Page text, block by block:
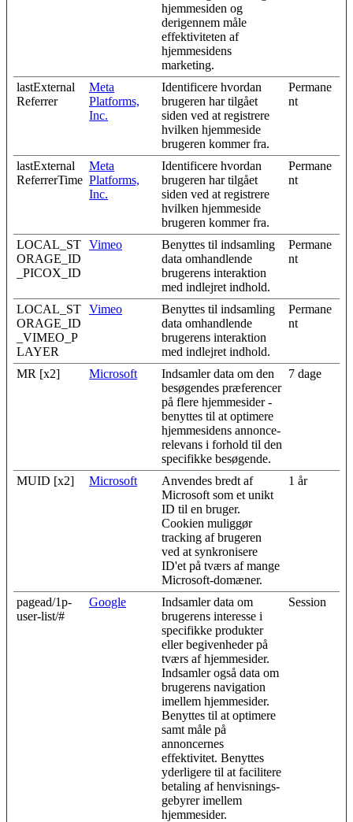
hjemmesiden og
derigennem måle
effektiviteten af
hjemmesidens
marketing.
lastExternal
Referrer
Meta
Platforms,
Inc.
Identificere hvordan
brugeren har tilgået
siden ved at registrere
hvilken hjemmeside
brugeren kommer fra.
Permane
nt
lastExternal
ReferrerTime
Meta
Platforms,
Inc.
Identificere hvordan
brugeren har tilgået
siden ved at registrere
hvilken hjemmeside
brugeren kommer fra.
Permane
nt
LOCAL_ST
ORAGE_ID
_PICOX_ID
Vimeo
Benyttes til indsamling
data omhandlende
brugerens interaktion
med indlejret indhold.
Permane
nt
LOCAL_ST
ORAGE_ID
_VIMEO_P
LAYER
Vimeo
Benyttes til indsamling
data omhandlende
brugerens interaktion
med indlejret indhold.
Permane
nt
MR [x2] Microsoft
Indsamler data om den
besøgendes præferencer
på flere hjemmesider -
benyttes til at optimere
hjemmesidens annonce-
relevans i forhold til den
specifikke besøgende.
7 dage
MUID [x2] Microsoft
Anvendes bredt af
Microsoft som et unikt
ID til en bruger.
Cookien muliggør
tracking af brugeren
ved at synkronisere
ID'et på tværs af mange
Microsoft-domæner.
1 år
pagead/1p-
user-list/#
Google
Indsamler data om
brugerens interesse i
specifikke produkter
eller begivenheder på
tværs af hjemmesider.
Indsamler også data om
brugerens navigation
imellem hjemmesider.
Benyttes til at optimere
samt måle på
annoncernes
effektivitet. Benyttes
yderligere til at facilitere
betaling af henvisnings-
gebyrer imellem
hjemmesider.
Session